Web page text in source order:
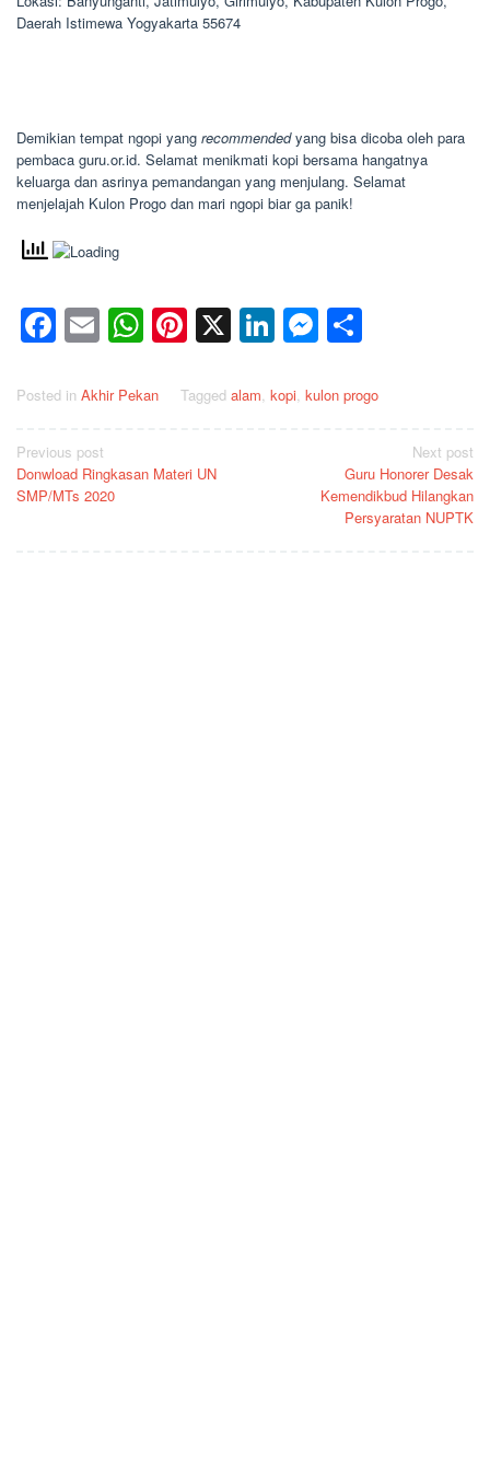
Daerah Istimewa Yogyakarta 55674
Demikian tempat ngopi yang recommendedyang bisa dicoba oleh para
pembaca guru.or.id. Selamat menikmati kopi bersama hangatnya
keluarga dan asrinya pemandangan yang menjulang. Selamat
menjelajah Kulon Progo dan mari ngopi biar ga panik!
Facebook
EmailWhatsApp
Pinterest
X LinkedIn
Posted in Akhir Pekan Tagged alam, kopi, kulon progo
Post
navigation
Previous post
Donwload Ringkasan Materi UN
SMP/MTs 2020
Next post
Guru Honorer Desak
Kemendikbud Hilangkan
Persyaratan NUPTK